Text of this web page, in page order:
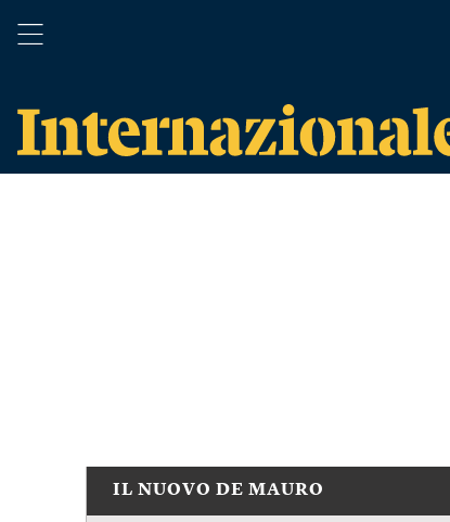
IL NUOVO DE MAURO